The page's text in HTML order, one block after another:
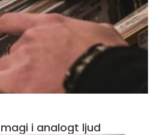
i analogt ljud